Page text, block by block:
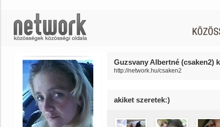
Guzsvany Albertné (csaken2)
http://network.hu/csaken2
akiket szeretek:)